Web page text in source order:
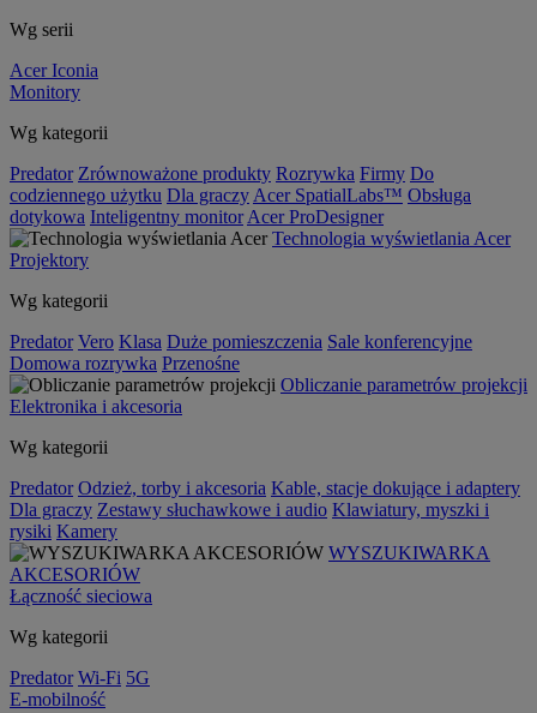
Wg serii
Acer Iconia
Monitory
Wg kategorii
Predator Zrównoważone produkty Rozrywka Firmy Do
codziennego użytku Dla graczy Acer SpatialLabs™ Obsługa
dotykowa Inteligentny monitor Acer ProDesigner
Technologia wyświetlania Acer
Projektory
Wg kategorii
Predator Vero Klasa Duże pomieszczenia Sale konferencyjne
Domowa rozrywka Przenośne
Obliczanie parametrów projekcji
Elektronika i akcesoria
Wg kategorii
Predator Odzież, torby i akcesoria Kable, stacje dokujące i adaptery
Dla graczy Zestawy słuchawkowe i audio Klawiatury, myszki i
rysiki Kamery
WYSZUKIWARKA
AKCESORIÓW
Łączność sieciowa
Wg kategorii
Predator Wi-Fi 5G
E-mobilność